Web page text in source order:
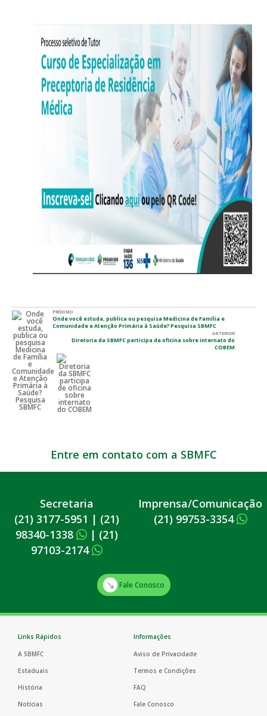
PRÓXIMO
Onde você estuda, publica ou pesquisa Medicina de Família e
Comunidade e Atenção Primária à Saúde? Pesquisa SBMFC
ANTERIOR
Diretoria da SBMFC participa de oficina sobre internato do
COBEM
Entre em contato com a SBMFC
Secretaria
(21) 3177-5951 | (21)
98340-1338
| (21)
97103-2174
Imprensa/Comunicação
(21) 99753-3354
Fale Conosco
Links Rápidos
A SBMFC
Estaduais
História
Notícias
Informações
Aviso de Privacidade
Termos e Condições
FAQ
Fale Conosco